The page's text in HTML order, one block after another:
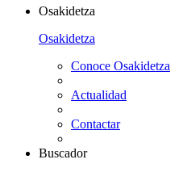
Osakidetza
Osakidetza
Conoce Osakidetza
Actualidad
Contactar
Buscador